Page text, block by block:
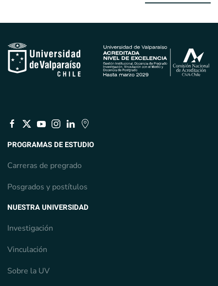
PROGRAMAS DE ESTUDIO
Carreras de pregrado
Posgrados y postítulos
NUESTRA UNIVERSIDAD
Investigación
Vinculación
Sobre la UV